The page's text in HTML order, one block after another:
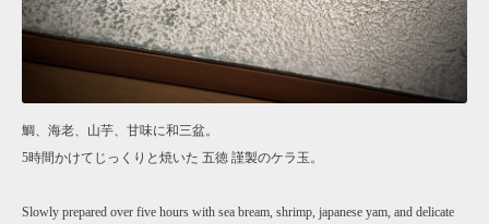
鯛、海老、山芋、甘味に和三盆。
5時間かけてじっくりと焼いた 五徳 謹製のケラ玉。
Slowly prepared over five hours with sea bream, shrimp, japanese yam, and delicate